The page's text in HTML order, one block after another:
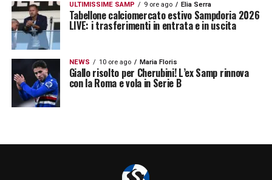
ULTIMISSIME SAMP 9 ore ago Elia Serra
Tabellone calciomercato estivo Sampdoria 2026
LIVE: i trasferimenti in entrata e in uscita
NEWS 10 ore ago Maria Floris
Giallo risolto per Cherubini! L’ex Samp rinnova
con la Roma e vola in Serie B